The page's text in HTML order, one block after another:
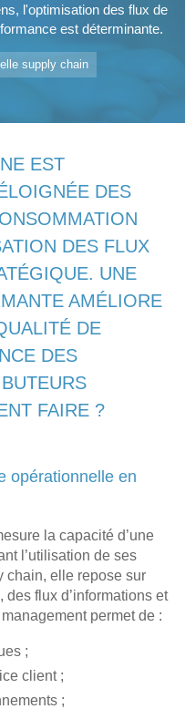
l'optimisation des flux de
est déterminante.
supply chain
EST
DES
DES FLUX
UNE
AMÉLIORE
DE
DES
FAIRE ?
opérationnelle en
la capacité d’une
l’utilisation de ses
chain, elle repose sur
des flux d’informations et
permet de :
;
client ;
;